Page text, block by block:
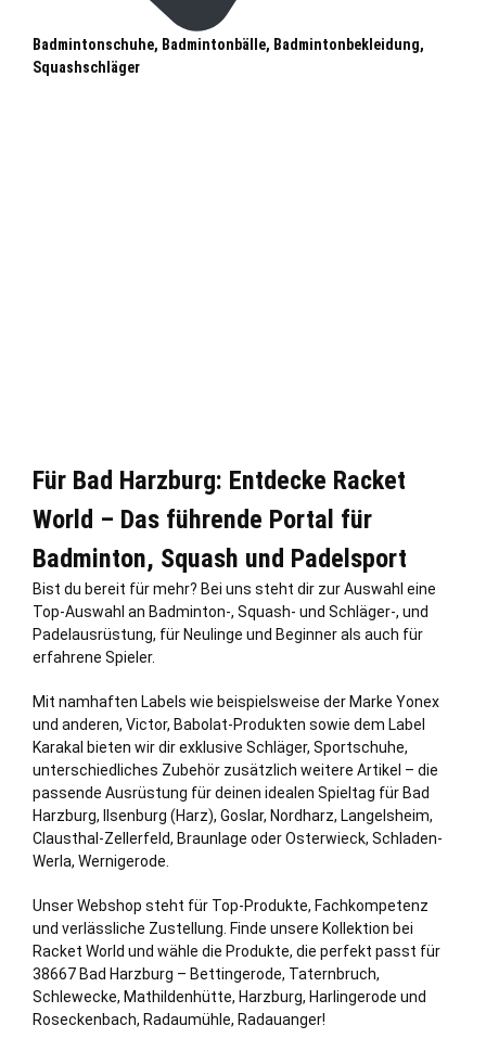
Badmintonschuhe, Badmintonbälle, Badmintonbekleidung,
Squashschläger
Für Bad Harzburg: Entdecke Racket
World – Das führende Portal für
Badminton, Squash und Padelsport
Bist du bereit für mehr? Bei uns steht dir zur Auswahl eine
Top-Auswahl an Badminton-, Squash- und Schläger-, und
Padelausrüstung, für Neulinge und Beginner als auch für
erfahrene Spieler.
Mit namhaften Labels wie beispielsweise der Marke Yonex
und anderen, Victor, Babolat-Produkten sowie dem Label
Karakal bieten wir dir exklusive Schläger, Sportschuhe,
unterschiedliches Zubehör zusätzlich weitere Artikel – die
passende Ausrüstung für deinen idealen Spieltag für Bad
Harzburg, Ilsenburg (Harz), Goslar, Nordharz, Langelsheim,
Clausthal-Zellerfeld, Braunlage oderOsterwieck, Schladen-
Werla, Wernigerode
Unser Webshop steht für Top-Produkte, Fachkompetenz
und verlässliche Zustellung. Finde unsere Kollektion bei
Racket World und wähle die Produkte, die perfekt passt für
38667 Bad Harzburg – Bettingerode, Taternbruch,
Schlewecke, Mathildenhütte, Harzburg, Harlingerode und
Roseckenbach, Radaumühle, Radauanger!